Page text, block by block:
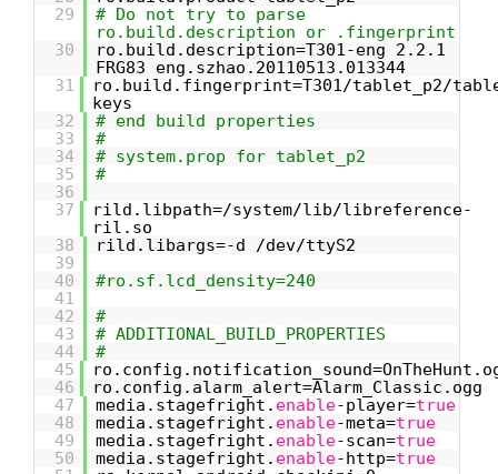
29
# Do not try to parse
ro.build.description or .fingerprint
30
ro.build.description=T301-eng 2.2.1
FRG83 eng.szhao.20110513.013344
31
ro.build.fingerprint=T301/tablet_p2/
keys
32
# end build properties
33
#
34
# system.prop for tablet_p2
35
#
36
37
rild.libpath=/system/lib/libreference-
ril.so
38
rild.libargs=-d /dev/ttyS2
39
40
#ro.sf.lcd_density=240
41
42
#
43
# ADDITIONAL_BUILD_PROPERTIES
44
#
45
46
ro.config.alarm_alert=Alarm_Classic.ogg
47
media.stagefright. enable-player=true
48
media.stagefright. enable-meta=true
49
media.stagefright. enable-scan=true
50
media.stagefright. enable-http=true